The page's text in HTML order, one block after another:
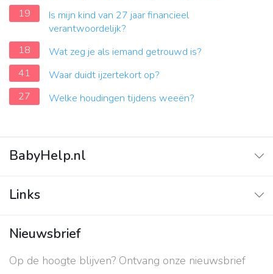
19
Is mijn kind van 27 jaar financieel
verantwoordelijk?
18
Wat zeg je als iemand getrouwd is?
41
Waar duidt ijzertekort op?
27
Welke houdingen tijdens weeën?
BabyHelp.nl
Vraag & Antwoord
Links
Contact
Over ons
Nieuwsbrief
Op de hoogte blijven? Ontvang onze nieuwsbrief